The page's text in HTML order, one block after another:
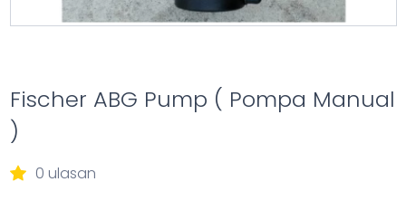
Fischer ABG Pump ( Pompa Manual
)
0 ulasan